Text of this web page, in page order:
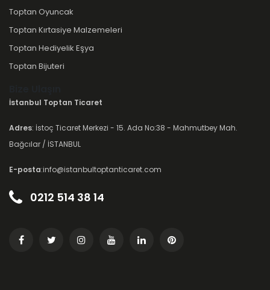
Toptan Oyuncak
Toptan Kırtasiye Malzemeleri
Toptan Hediyelik Eşya
Toptan Bijuteri
İstanbul Toptan Ticaret
Adres: İstoç Ticaret Merkezi - 15. Ada No:38 - Mahmutbey Mah.
Bağcılar / İSTANBUL
E-posta:info@istanbultoptanticaret.com
0212 514 38 14